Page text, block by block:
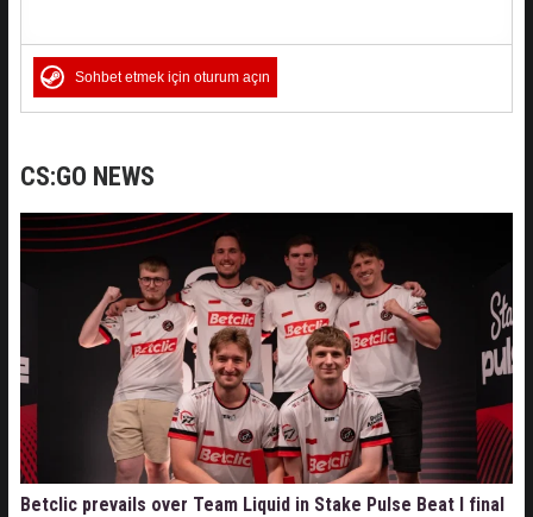
Sohbet etmek için oturum açın
CS:GO NEWS
Betclic prevails over Team Liquid in Stake Pulse Beat I final